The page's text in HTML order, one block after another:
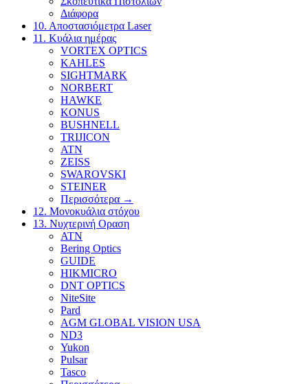
Διάφορα
10. Αποστασιόμετρα Laser
11. Κυάλια ημέρας
VORTEX OPTICS
KAHLES
SIGHTMARK
NORBERT
HAWKE
KONUS
BUSHNELL
TRIJICON
ATN
ZEISS
SWAROVSKI
STEINER
Περισσότερα →
12. Μονοκυάλια στόχου
13. Νυχτερινή Οραση
ATN
Bering Optics
GUIDE
HIKMICRO
DNT OPTICS
NiteSite
Pard
AGM GLOBAL VISION USA
ND3
Yukon
Pulsar
Tasco